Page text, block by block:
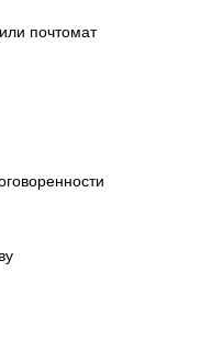
почтомат